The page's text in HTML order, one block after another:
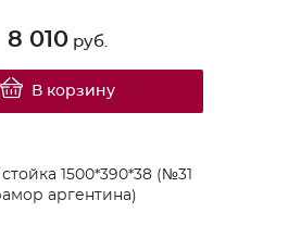
8 010 руб.
В корзину